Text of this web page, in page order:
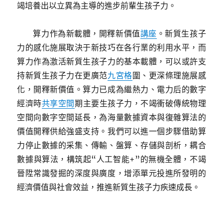
竭培養出以立異為主導的進步前輩生孩子力。
算力作為新載體，開釋新價值講座 。新質生孩子
力的感化施展取決于新技巧在各行業的利用水平，而
算力作為激活新質生孩子力的基本載體，可以或許支
持新質生孩子力在更廣范九宮格圍、更深條理施展感
化，開釋新價值。算力已成為繼熱力、電力后的數字
經濟時共享空間期主要生孩子力，不竭衝破傳統物理
空間向數字空間延長，為海量數據資本與復雜算法的
價值開釋供給強盛支持。我們可以進一個步驟借助算
力停止數據的采集、傳輸、盤算、存儲與剖析，耦合
數據與算法，構筑起“人工智能+”的無機全體，不竭
晉陞常識發掘的深度與廣度，增添單元投進所發明的
經濟價值與社會效益，推進新質生孩子力疾速成長。